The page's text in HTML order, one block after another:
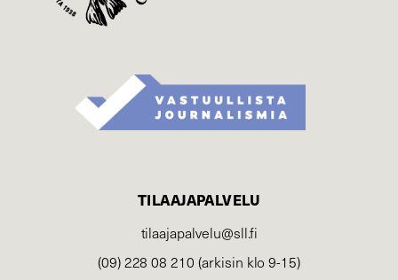
TILAAJAPALVELU
tilaajapalvelu@sll.fi
(09) 228 08 210 (arkisin klo 9-15)